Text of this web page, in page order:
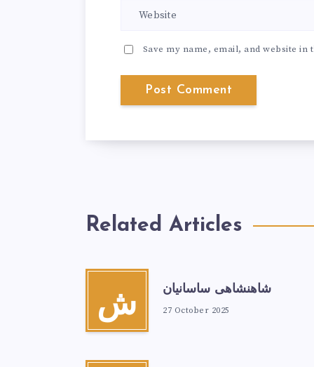
Save my name, email, and website
Related Articles
ش
شاهنشاهی ساسانیان
27 October 2025